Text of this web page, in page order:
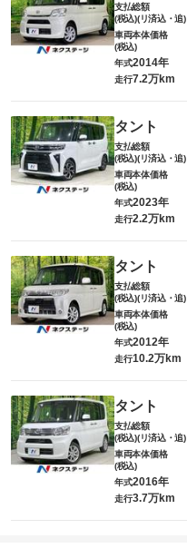
支払総額
(税込)(リ済込・追)
車両本体価格
(税込)
年式2014年
走行7.2万km
タント
支払総額
(税込)(リ済込・追)
車両本体価格
(税込)
年式2023年
走行2.2万km
タント
支払総額
(税込)(リ済込・追)
車両本体価格
(税込)
年式2012年
走行10.2万km
タント
支払総額
(税込)(リ済込・追)
車両本体価格
(税込)
年式2016年
走行3.7万km